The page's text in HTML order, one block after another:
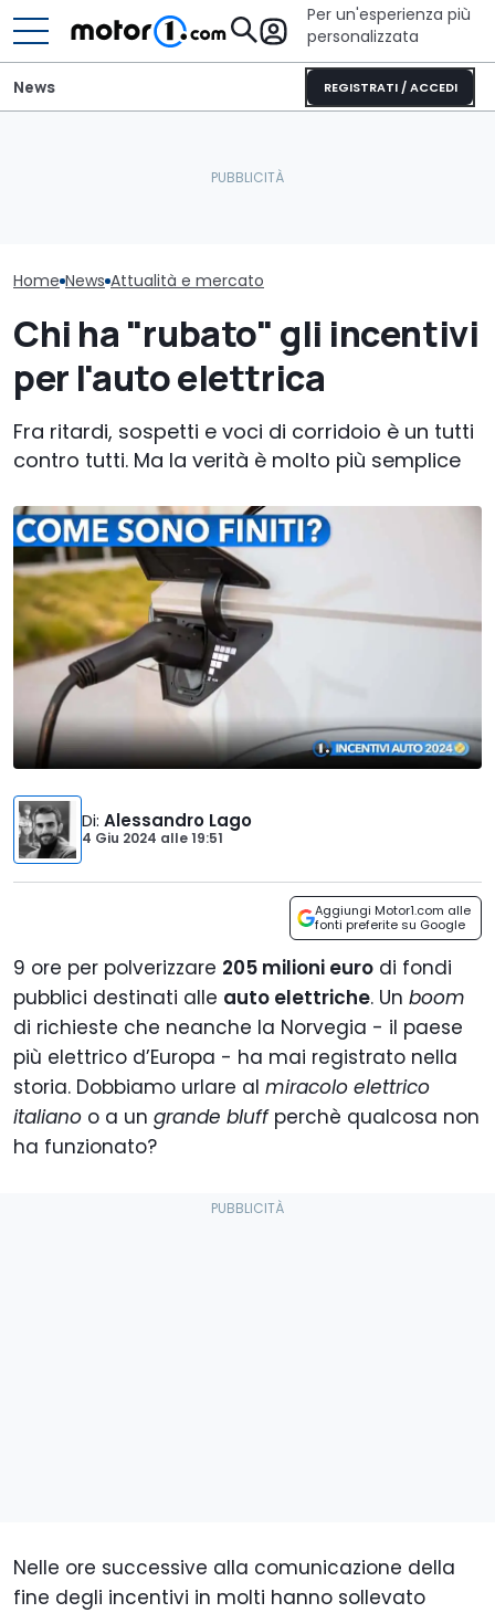
Per un'esperienza più
personalizzata
REGISTRATI / ACCEDI
News
Home News Attualità e mercato
Chi ha "rubato" gli incentivi
per l'auto elettrica
Fra ritardi, sospetti e voci di corridoio è un tutti
contro tutti. Ma la verità è molto più semplice
Di: Alessandro Lago
4 Giu 2024 alle19:51
Aggiungi Motor1.com alle
fonti preferite su Google
9 ore per polverizzare 205 milioni euro di fondi
pubblici destinati alle auto elettriche. Un boom
di richieste che neanche la Norvegia - il paese
più elettrico d’Europa - ha mai registrato nella
storia. Dobbiamo urlare al miracolo elettrico
italiano o a un grande bluffperchè qualcosa non
ha funzionato?
Nelle ore successive alla comunicazione della
fine degli incentivi in molti hanno sollevato